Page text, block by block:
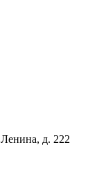
Ленина, д. 222